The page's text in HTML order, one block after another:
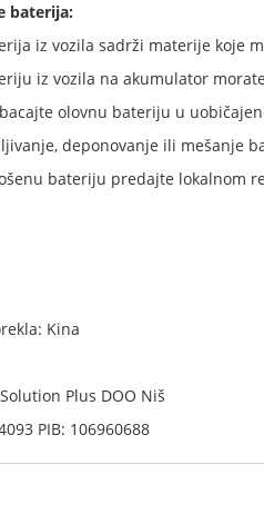
baterija:
iz vozila sadrži materije koje
iz vozila na akumulator
olovnu bateriju u
deponovanje ili mešanje
bateriju predajte lokalnom
Kina
Plus DOO Niš
PIB: 106960688